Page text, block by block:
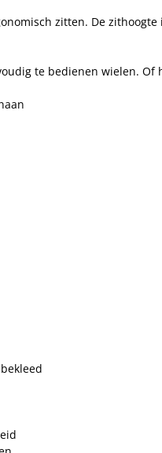
zitten. De
te bedienen wielen.